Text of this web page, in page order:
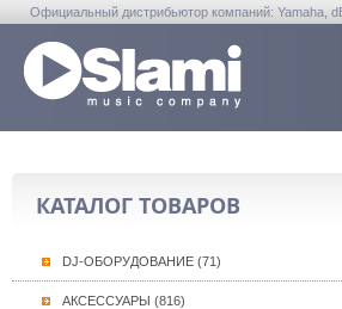
Официальный дистрибьютор компаний: Yamaha,
КАТАЛОГ ТОВАРОВ
DJ-ОБОРУДОВАНИЕ (71)
АКСЕССУАРЫ (816)